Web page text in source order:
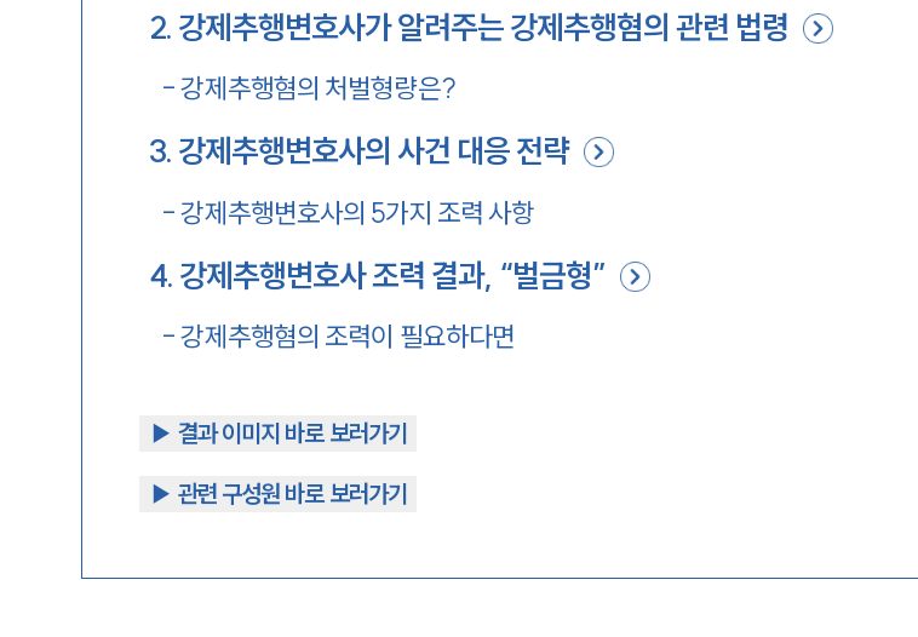
2. 강제추행변호사가 알려주는 강제추행혐의 관련 법령
-강제추행혐의 처벌형량은?
3. 강제추행변호사의 사건 대응 전략
-강제추행변호사의 5가지 조력 사항
4. 강제추행변호사 조력 결과, “벌금형”
-강제추행혐의 조력이 필요하다면
▶︎ 결과 이미지 바로 보러가기
▶︎ 관련 구성원 바로 보러가기